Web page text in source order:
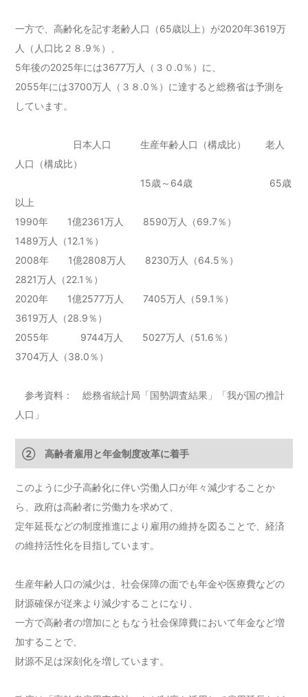
一方で、高齢化を記す老齢人口（65歳以上）が2020年3619万
人（人口比２８.9％）、
5年後の2025年には3677万人（３０.0％）に、
2055年には3700万人（３８.0％）に達すると総務省は予測を
しています。
日本人口 生産年齢人口（構成比） 老人
人口（構成比）
15歳～64歳 65歳
以上
1990年 1億2361万人 8590万人（69.7％）
1489万人（12.1％）
2008年 1億2808万人 8230万人（64.5％）
2821万人（22.1％）
2020年 1億2577万人 7405万人（59.1％）
3619万人（28.9％）
2055年 9744万人 5027万人（51.6％）
3704万人（38.0％）
参考資料： 総務省統計局「国勢調査結果」「我が国の推計
人口」
② 高齢者雇用と年金制度改革に着手
このように少子高齢化に伴い労働人口が年々減少することか
ら、政府は高齢者に労働力を求めて、
定年延長などの制度推進により雇用の維持を図ることで、経済
の維持活性化を目指しています。
生産年齢人口の減少は、社会保障の面でも年金や医療費などの
財源確保が従来より減少することになり、
一方で高齢者の増加にともなう社会保障費において年金など増
加することで、
財源不足は深刻化を増しています。